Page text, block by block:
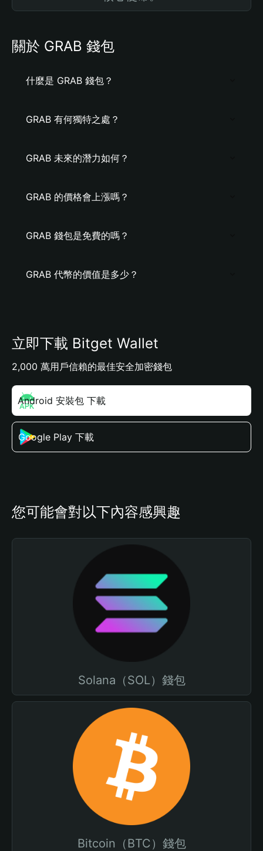
關於 GRAB 錢包
什麼是 GRAB 錢包？
GRAB 有何獨特之處？
GRAB 未來的潛力如何？
GRAB 的價格會上漲嗎？
GRAB 錢包是免費的嗎？
GRAB 代幣的價值是多少？
立即下載 Bitget Wallet
2,000 萬用戶信賴的最佳安全加密錢包
Android 安裝包 下載
Google Play 下載
您可能會對以下內容感興趣
Solana（SOL）錢包
Bitcoin（BTC）錢包